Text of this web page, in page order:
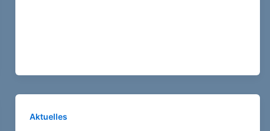
Aktuelles